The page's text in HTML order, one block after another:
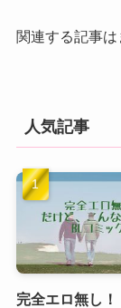
関連する記事は
人気記事
完全エロ無し！